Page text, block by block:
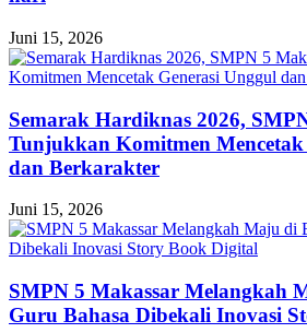
Juni 15, 2026
Semarak Hardiknas 2026,
Tunjukkan Komitmen Mencetak
dan Berkarakter
Juni 15, 2026
SMPN 5 Makassar Melangkah
Guru Bahasa Dibekali Inovasi